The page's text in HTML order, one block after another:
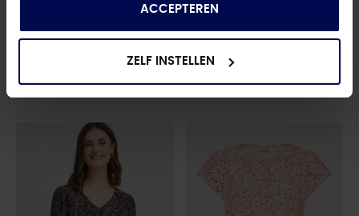
ACCEPTEREN
ZELF INSTELLEN
FRJUSTINI BL 1- BLACK ART FRFLORA TEE 6- BLACK ART
€ 26,21